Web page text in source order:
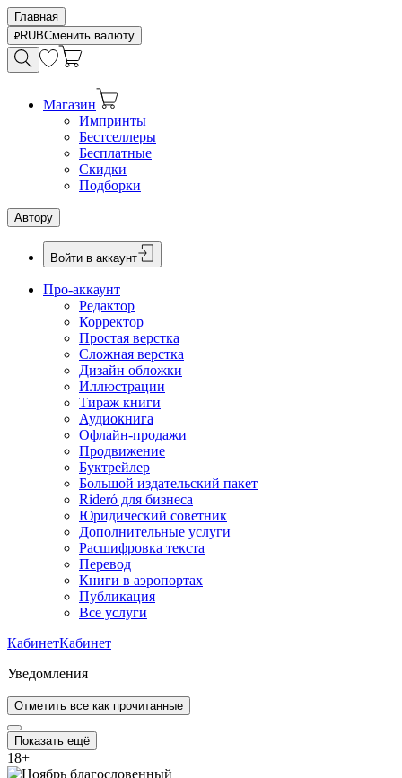
Главная
RUBСменить валюту
Магазин
Импринты
Бестселлеры
Бесплатные
Скидки
Подборки
Автору
Войти в аккаунт
Про-аккаунт
Редактор
Корректор
Простая верстка
Сложная верстка
Дизайн обложки
Иллюстрации
Тираж книги
Аудиокнига
Офлайн-продажи
Продвижение
Буктрейлер
Большой издательский пакет
Rideró для бизнеса
Юридический советник
Дополнительные услуги
Расшифровка текста
Перевод
Книги в аэропортах
Публикация
Все услуги
КабинетКабинет
Уведомления
Отметить все как прочитанные
Показать ещё
18+